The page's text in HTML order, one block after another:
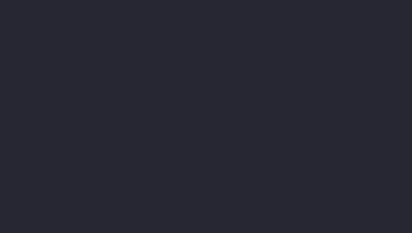
- „Flashmob”)